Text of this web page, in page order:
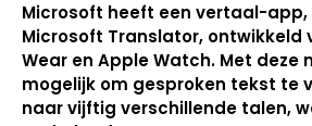
Microsoft heeft een vertaal-
Microsoft Translator, ontwikkeld
Wear en Apple Watch. Met deze
mogelijk om gesproken tekst te
naar vijftig verschillende talen,